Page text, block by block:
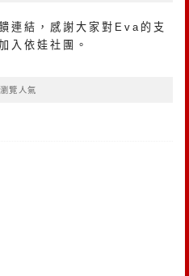
連結，感謝大家對Eva的支
入依娃社團 。
覽人氣